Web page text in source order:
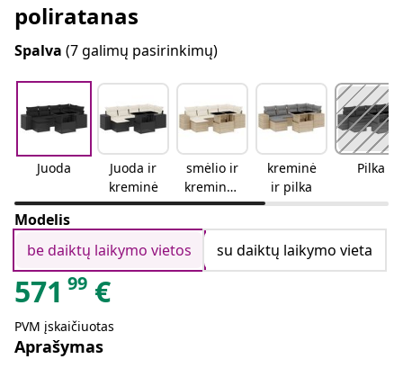
poliratanas
Spalva (7 galimų pasirinkimų)
Juoda
Juoda ir
kreminė
smėlio ir
kreminės
spalvos
kreminė
ir pilka
Pilka
Modelis
be daiktų laikymo vietos
su daiktų laikymo vieta
571 99 €
PVM įskaičiuotas
Aprašymas